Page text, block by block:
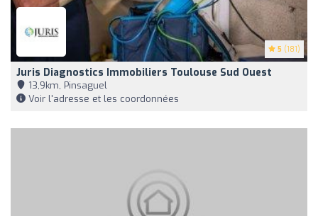
5 (181)
Juris Diagnostics Immobiliers Toulouse Sud Ouest
13,9km, Pinsaguel
Voir l'adresse et les coordonnées